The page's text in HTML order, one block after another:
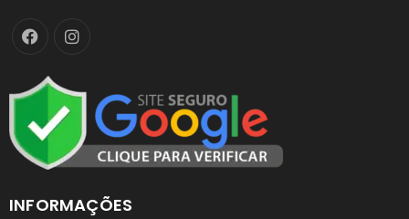
INFORMAÇÕES